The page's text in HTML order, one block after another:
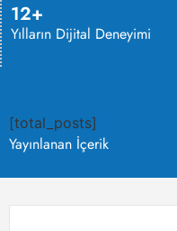
12+
Yılların Dijital Deneyimi
[total_posts]
Yayınlanan İçerik